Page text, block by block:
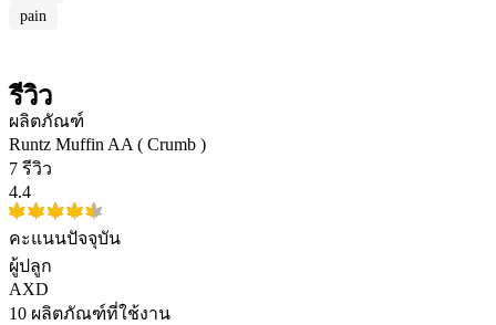
pain
รีวิว
ผลิตภัณฑ์
Runtz Muffin AA ( Crumb )
7 รีวิว
4.4
คะแนนปัจจุบัน
ผู้ปลูก
AXD
10 ผลิตภัณฑ์ที่ใช้งาน